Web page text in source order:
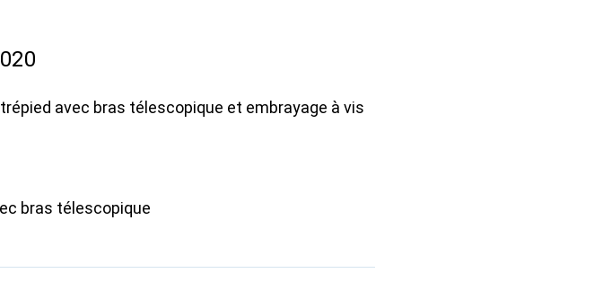
avec bras télescopique et embrayage à vis
bras télescopique